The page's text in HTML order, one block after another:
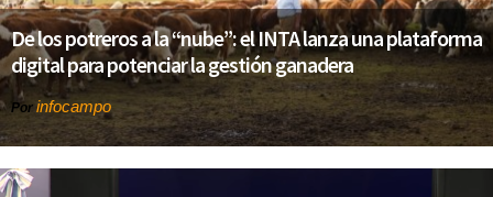
De los potreros a la “nube”: el INTA lanza una plataforma
digital para potenciar la gestión ganadera
Por infocampo